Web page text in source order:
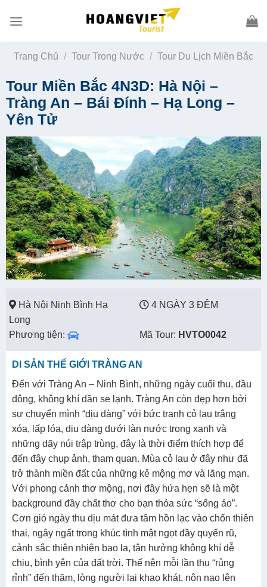
Trang Chủ
/ Tour Trong Nước / Tour Du Lịch Miền Bắc
Tour Miền Bắc 4N3D: Hà Nội –
Tràng An – Bái Đính – Hạ Long –
Yên Tử
Hà Nội Ninh Bình Hạ
Long
4 NGÀY 3 ĐÊM
Phương tiện: Mã Tour: HVTO0042
DI SẢN THẾ GIỚI TRÀNG AN
Đến với Tràng An – Ninh Bình, những ngày cuối thu, đầu
đông, không khí dần se lạnh. Tràng An còn đẹp hơn bởi
sự chuyển mình “dịu dàng” với bức tranh cỏ lau trắng
xóa, lấp lóa, dịu dàng dưới làn nước trong xanh và
những dãy núi trập trùng, đây là thời điểm thích hợp để
đến đây chụp ảnh, tham quan. Mùa cỏ lau ở đây như đã
trở thành miền đất của những kẻ mộng mơ và lãng mạn.
Với phong cảnh thơ mộng, nơi đây hứa hẹn sẽ là một
background đầy chất thơ cho bạn thỏa sức “sống ảo”.
Cơn gió ngày thu dịu mát đưa tâm hồn lạc vào chốn thiên
thai, ngây ngất trong khúc tình mật ngọt đầy quyến rũ,
cảnh sắc thiên nhiên bao la, tận hưởng không khí dễ
chịu, bình yên của đất trời. Thế nên mỗi lần thu “rủng
rỉnh” đến thăm, lòng người lại khao khát, nôn nao lên